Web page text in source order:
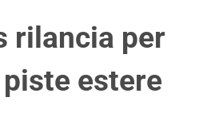
rilancia per
estere